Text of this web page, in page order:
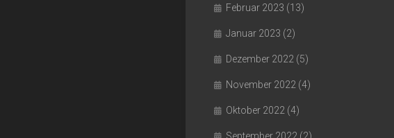
Februar 2023 (13)
Januar 2023 (2)
Dezember 2022 (5)
November 2022 (4)
Oktober 2022 (4)